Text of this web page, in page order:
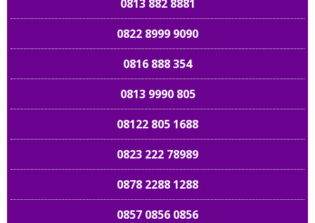
0813 882 8881
0822 8999 9090
0816 888 354
0813 9990 805
08122 805 1688
0823 222 78989
0878 2288 1288
0857 0856 0856